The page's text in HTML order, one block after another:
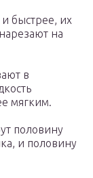
быстрее, их
на
в
мягким.
половину
и половину